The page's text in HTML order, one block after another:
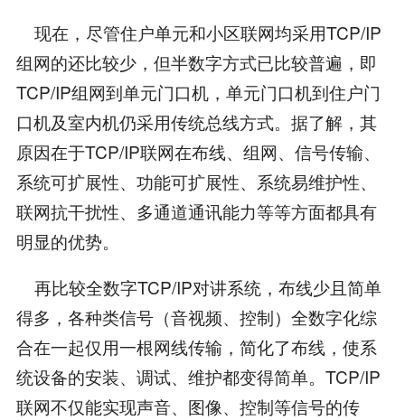
现在，尽管住户单元和小区联网均采用TCP/IP
组网的还比较少，但半数字方式已比较普遍，即
TCP/IP组网到单元门口机，单元门口机到住户门
口机及室内机仍采用传统总线方式。据了解，其
原因在于TCP/IP联网在布线、组网、信号传输、
系统可扩展性、功能可扩展性、系统易维护性、
联网抗干扰性、多通道通讯能力等等方面都具有
明显的优势。
再比较全数字TCP/IP对讲系统，布线少且简单
得多，各种类信号（音视频、控制）全数字化综
合在一起仅用一根网线传输，简化了布线，使系
统设备的安装、调试、维护都变得简单。TCP/IP
联网不仅能实现声音、图像、控制等信号的传